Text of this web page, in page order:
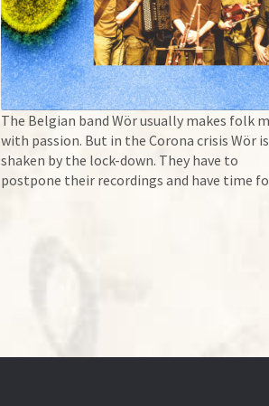
The Belgian band Wör usually makes folk
with passion. But in the Corona crisis Wör
shaken by the lock-down. They have to
postpone their recordings and have time